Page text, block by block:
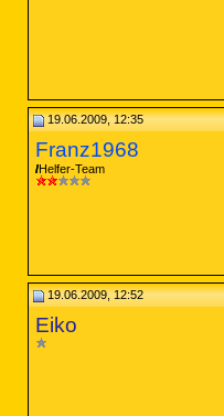
19.06.2009, 12:35
Franz1968
Helfer-Team
19.06.2009, 12:52
Eiko